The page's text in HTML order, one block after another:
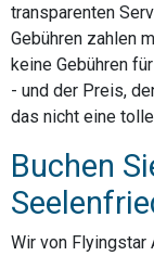
transparenten
Gebühren zahlen
keine Gebühren
- und der Preis,
das nicht eine
Buchen
Wir von Flyingstar